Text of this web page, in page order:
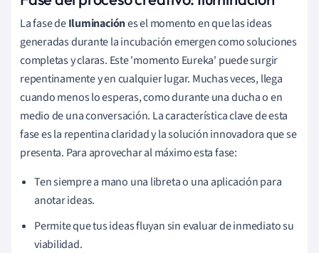
La fase deIluminaciónes el momento en que las ideas
generadas durante la incubación emergen como soluciones
completas y claras. Este 'momento Eureka' puede surgir
repentinamente y en cualquier lugar. Muchas veces, llega
cuando menos lo esperas, como durante una ducha o en
medio de una conversación. La característica clave de esta
fase es la repentina claridad y la solución innovadora que se
presenta. Para aprovechar al máximo esta fase:
Ten siempre a mano una libreta o una aplicación para
anotar ideas.
Permite que tus ideas fluyan sin evaluar de inmediato su
viabilidad.